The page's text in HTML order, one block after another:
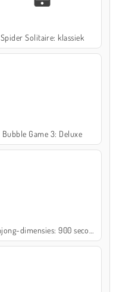
Spider Solitaire: klassiek
Bubble Game 3: Deluxe